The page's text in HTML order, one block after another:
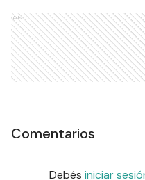
Ads
Comentarios
Debés iniciar